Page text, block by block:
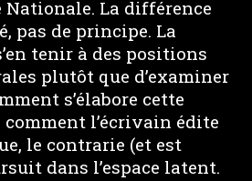
La différence
pas de principe. La
tenir à des positions
plutôt que d’examiner
s’élabore cette
l’écrivain édite
le contrarie (et est
dans l’espace latent.